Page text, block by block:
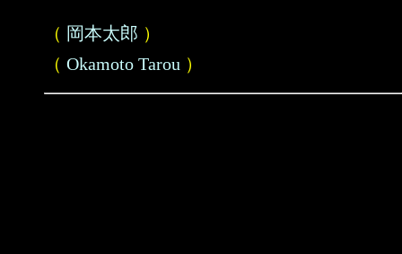
（ 岡本太郎 ）
（ Okamoto Tarou ）